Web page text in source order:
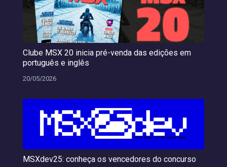
Clube MSX 20 inicia pré-venda das edições em
português e inglês
20/05/2026
MSXdev25: conheça os vencedores do concurso